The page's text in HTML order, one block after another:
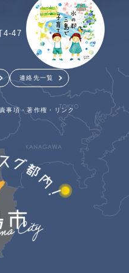
4-47
連絡先一覧
事項・著作権・リンク